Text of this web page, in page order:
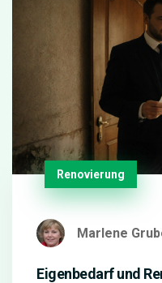
Renovierung
Marlene
Eigenbedarf und